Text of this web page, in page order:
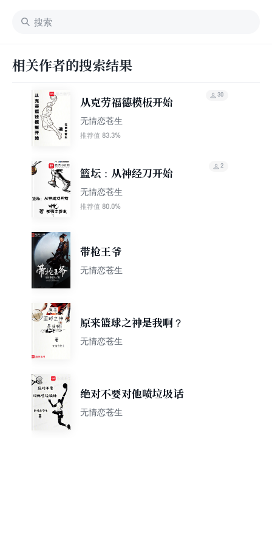
相关作者的搜索结果
从克劳福德模板开始
无情恋苍生
推荐值 83.3%
30
篮坛：从神经刀开始
无情恋苍生
推荐值 80.0%
2
带枪王爷
无情恋苍生
原来篮球之神是我啊？
无情恋苍生
绝对不要对他喷垃圾话
无情恋苍生